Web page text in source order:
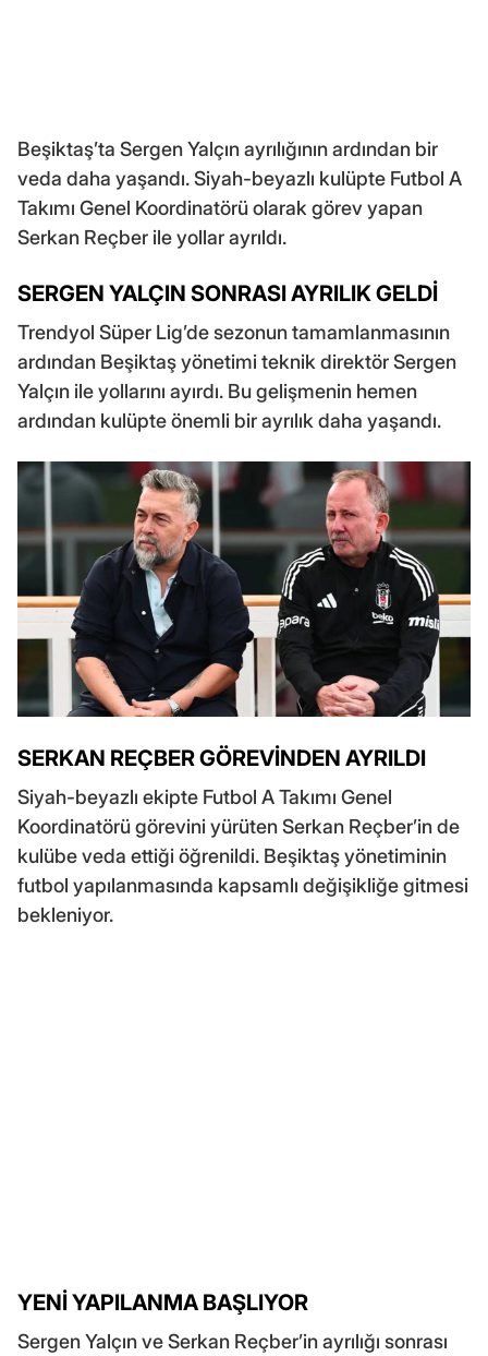
Beşiktaş’ta Sergen Yalçın ayrılığının ardından bir
veda daha yaşandı. Siyah-beyazlı kulüpte Futbol A
Takımı Genel Koordinatörü olarak görev yapan
Serkan Reçber ile yollar ayrıldı.
SERGEN YALÇIN SONRASI AYRILIK GELDİ
Trendyol Süper Lig’de sezonun tamamlanmasının
ardından Beşiktaş yönetimi teknik direktör Sergen
Yalçın ile yollarını ayırdı. Bu gelişmenin hemen
ardından kulüpte önemli bir ayrılık daha yaşandı.
SERKAN REÇBER GÖREVİNDEN AYRILDI
Siyah-beyazlı ekipte Futbol A Takımı Genel
Koordinatörü görevini yürüten Serkan Reçber’in de
kulübe veda ettiği öğrenildi. Beşiktaş yönetiminin
futbol yapılanmasında kapsamlı değişikliğe gitmesi
bekleniyor.
YENİ YAPILANMA BAŞLIYOR
Sergen Yalçın ve Serkan Reçber’in ayrılığı sonrası